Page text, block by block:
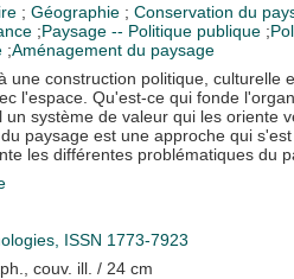
; Géographie ; Conservation du
;Paysage -- Politique publique ;
;Aménagement du paysage
une construction politique,
l'espace. Qu'est-ce qui fonde
un système de valeur qui les
paysage est une approche qui
les différentes problématiques du
ISSN 1773-7923
couv. ill. / 24 cm